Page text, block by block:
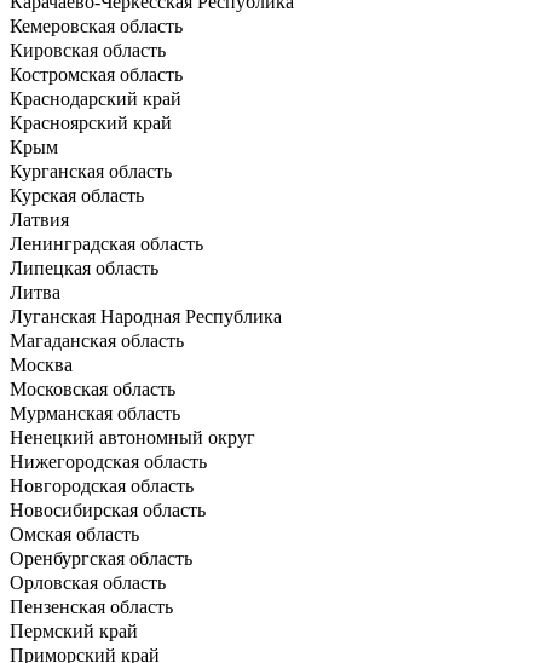
Кемеровская область
Кировская область
Костромская область
Краснодарский край
Красноярский край
Крым
Курганская область
Курская область
Латвия
Ленинградская область
Липецкая область
Литва
Луганская Народная Республика
Магаданская область
Москва
Московская область
Мурманская область
Ненецкий автономный округ
Нижегородская область
Новгородская область
Новосибирская область
Омская область
Оренбургская область
Орловская область
Пензенская область
Пермский край
Приморский край